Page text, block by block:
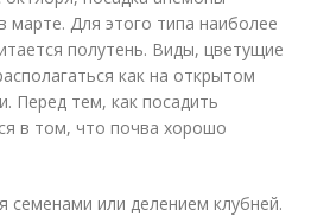
марте. Для этого типа наиболее
полутень. Виды, цветущие
как на открытом
Перед тем, как посадить
в том, что почва хорошо
семенами или делением клубней.